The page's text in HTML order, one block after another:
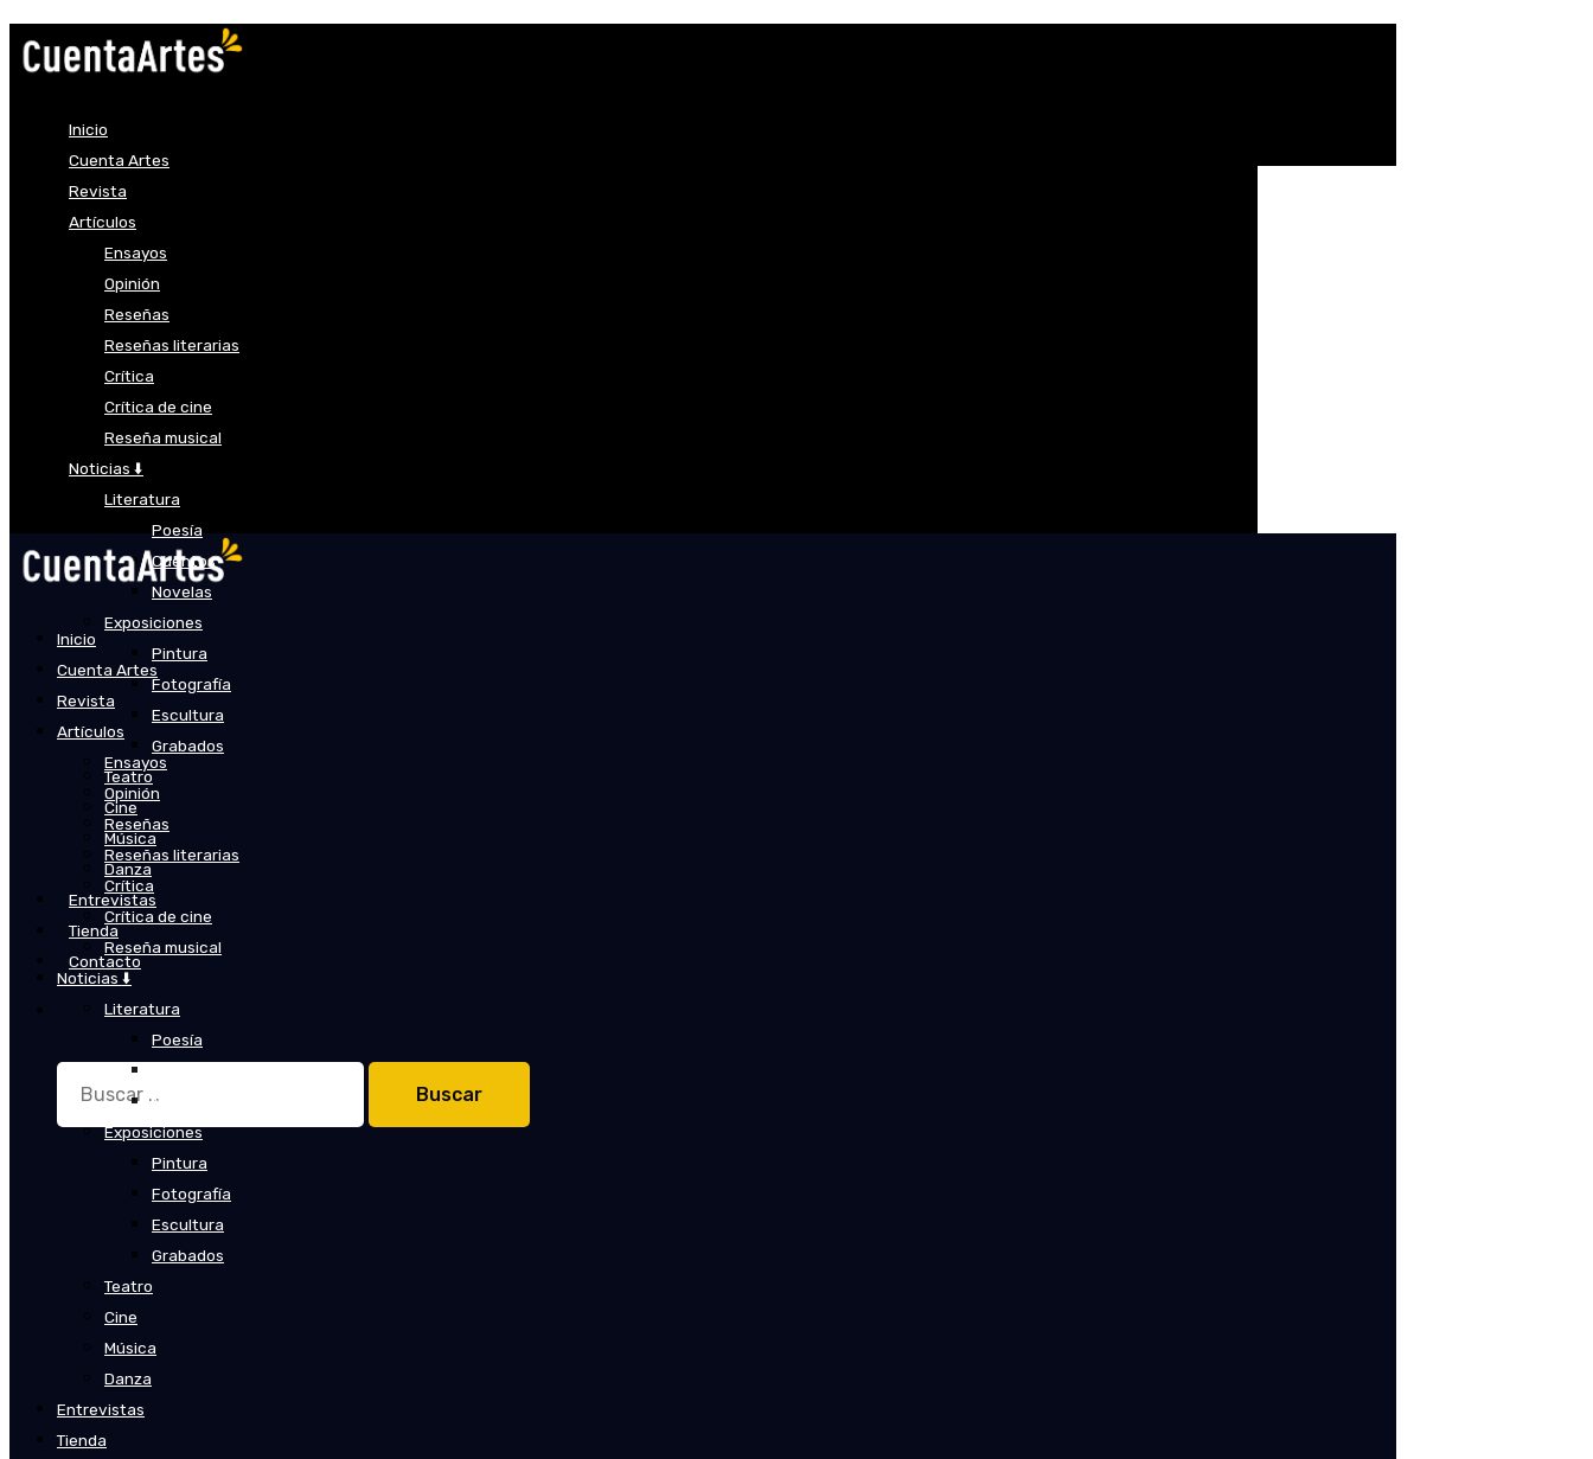
Inicio
Cuenta Artes
Revista
Artículos
Ensayos
Opinión
Reseñas
Reseñas literarias
Crítica
Crítica de cine
Reseña musical
Noticias ⬇️
Literatura
Poesía
Cuentos
Novelas
Exposiciones
Pintura
Fotografía
Escultura
Grabados
Teatro
Cine
Música
Danza
Entrevistas
Tienda
Contacto
Buscar:
Inicio
Cuenta Artes
Revista
Artículos
Ensayos
Opinión
Reseñas
Reseñas literarias
Crítica
Crítica de cine
Reseña musical
Noticias ⬇️
Literatura
Poesía
Novelas
Exposiciones
Pintura
Fotografía
Escultura
Grabados
Teatro
Cine
Música
Danza
Entrevistas
Tienda